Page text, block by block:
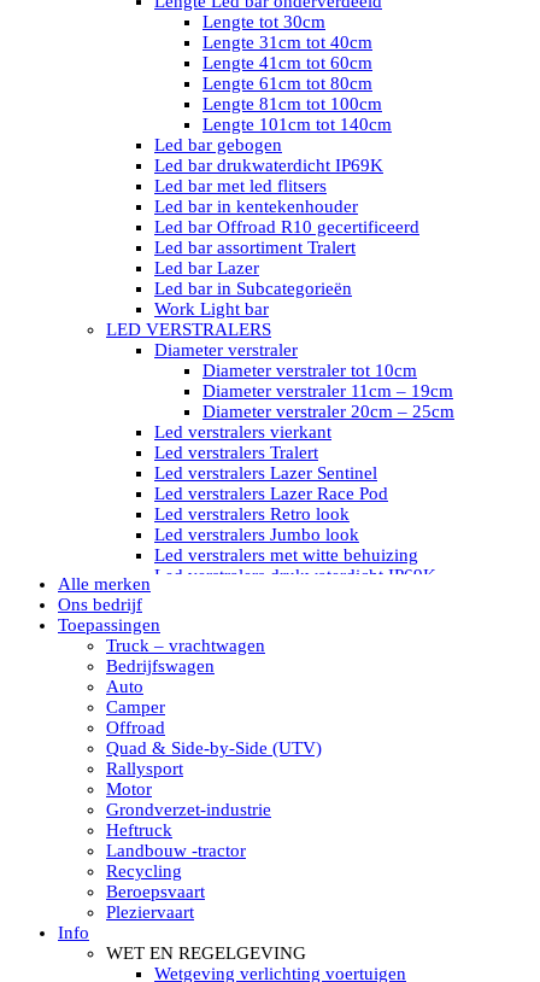
Lengte tot 30cm
Lengte 31cm tot 40cm
Lengte 41cm tot 60cm
Lengte 61cm tot 80cm
Lengte 81cm tot 100cm
Lengte 101cm tot 140cm
Led bar gebogen
Led bar drukwaterdicht IP69K
Led bar met led flitsers
Led bar in kentekenhouder
Led bar Offroad R10 gecertificeerd
Led bar assortiment Tralert
Led bar Lazer
Led bar in Subcategorieën
Work Light bar
LED VERSTRALERS
Diameter verstraler
Diameter verstraler tot 10cm
Diameter verstraler 11cm – 19cm
Diameter verstraler 20cm – 25cm
Led verstralers vierkant
Led verstralers Tralert
Led verstralers Lazer Sentinel
Led verstralers Lazer Race Pod
Led verstralers Retro look
Led verstralers Jumbo look
Led verstralers met witte behuizing
Led verstralers drukwaterdicht IP69K
LED WERKLAMPEN
Model werklamp
Led werklamp vierkant
Led werklamp ovaal
Led werklamp kleur wit
Combinatie LED werklampen
Led achteruitrijverlichting
Led onderbouw achteruitrijlamp
Led werklamp industrieel
Led veiligheidsverlichting
Led werklamp tractor
Led werklamp ADR
Led werklamp drukwaterdicht IP69K
Led werklampen assortiment Tralert
Led breedstralers Lazer
Alle merken
Ons bedrijf
Toepassingen
Truck – vrachtwagen
Bedrijfswagen
Auto
Camper
Offroad
Quad & Side-by-Side (UTV)
Rallysport
Motor
Grondverzet-industrie
Heftruck
Landbouw -tractor
Recycling
Beroepsvaart
Pleziervaart
Info
WET EN REGELGEVING
Wetgeving verlichting voertuigen